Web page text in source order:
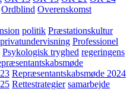
Ordblind Overenskomst
politik Præstationskultur
privatundervisning Professionel
Psykologisk tryghed regeringens
Repræsentantskabsmøde 2024
Rettestrategier samarbejde